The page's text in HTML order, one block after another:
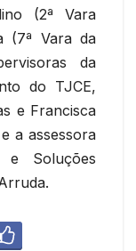
(2ª Vara
(7ª Vara da
da
do TJCE,
e Francisca
a assessora
e Soluções